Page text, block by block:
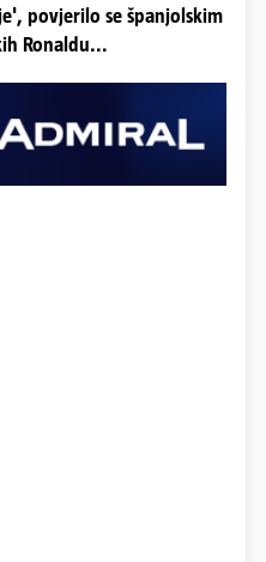
povjerilo se španjolskim
Ronaldu...